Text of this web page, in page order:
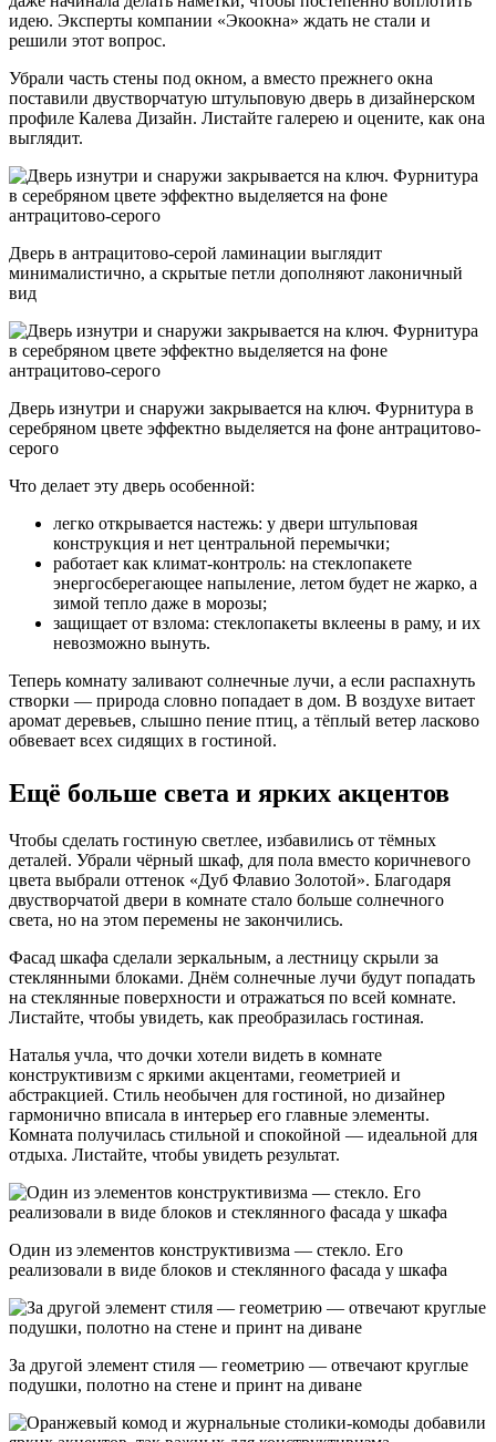
идею. Эксперты компании «Экоокна» ждать не стали и
решили этот вопрос.
Убрали часть стены под окном, а вместо прежнего окна
поставили двустворчатую штульповую дверь в дизайнерском
профиле Калева Дизайн. Листайте галерею и оцените, как она
выглядит.
Дверь в антрацитово-серой ламинации выглядит
минималистично, а скрытые петли дополняют лаконичный
вид
Дверь изнутри и снаружи закрывается на ключ. Фурнитура в
серебряном цвете эффектно выделяется на фоне антрацитово-
серого
Что делает эту дверь особенной:
легко открывается настежь: у двери штульповая
конструкция и нет центральной перемычки;
работает как климат-контроль: на стеклопакете
энергосберегающее напыление, летом будет не жарко, а
зимой тепло даже в морозы;
защищает от взлома: стеклопакеты вклеены в раму, и их
невозможно вынуть.
Теперь комнату заливают солнечные лучи, а если распахнуть
створки — природа словно попадает в дом. В воздухе витает
аромат деревьев, слышно пение птиц, а тёплый ветер ласково
обвевает всех сидящих в гостиной.
Ещё больше света и ярких акцентов
Чтобы сделать гостиную светлее, избавились от тёмных
деталей. Убрали чёрный шкаф, для пола вместо коричневого
цвета выбрали оттенок «Дуб Флавио Золотой». Благодаря
двустворчатой двери в комнате стало больше солнечного
света, но на этом перемены не закончились.
Фасад шкафа сделали зеркальным, а лестницу скрыли за
стеклянными блоками. Днём солнечные лучи будут попадать
на стеклянные поверхности и отражаться по всей комнате.
Листайте, чтобы увидеть, как преобразилась гостиная.
Наталья учла, что дочки хотели видеть в комнате
конструктивизм с яркими акцентами, геометрией и
абстракцией. Стиль необычен для гостиной, но дизайнер
гармонично вписала в интерьер его главные элементы.
Комната получилась стильной и спокойной — идеальной для
отдыха. Листайте, чтобы увидеть результат.
Один из элементов конструктивизма — стекло. Его
реализовали в виде блоков и стеклянного фасада у шкафа
За другой элемент стиля — геометрию — отвечают круглые
подушки, полотно на стене и принт на диване